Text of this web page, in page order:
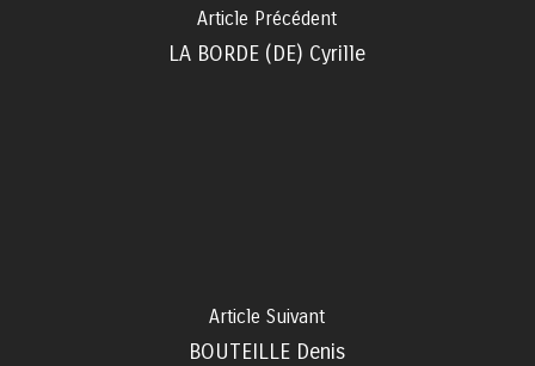
Article Précédent
LA BORDE (DE) Cyrille
Article Suivant
BOUTEILLE Denis